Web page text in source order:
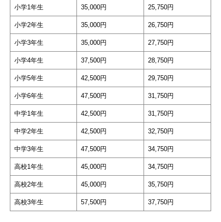
小学1年生 35,000円 25,750円
小学2年生 35,000円 26,750円
小学3年生 35,000円 27,750円
小学4年生 37,500円 28,750円
小学5年生 42,500円 29,750円
小学6年生 47,500円 31,750円
中学1年生 42,500円 31,750円
中学2年生 42,500円 32,750円
中学3年生 47,500円 34,750円
高校1年生 45,000円 34,750円
高校2年生 45,000円 35,750円
高校3年生 57,500円 37,750円